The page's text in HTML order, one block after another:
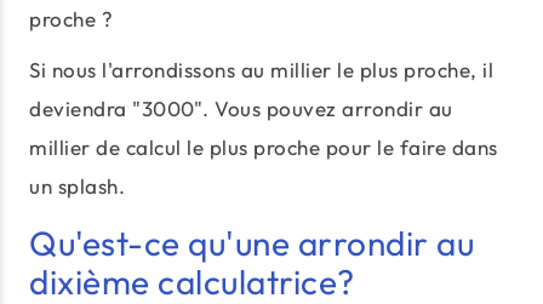
proche ?
Si nous l'arrondissons au millier le plus proche, il
deviendra "3000". Vous pouvez arrondir au
millier de calcul le plus proche pour le faire dans
un splash.
Qu'est-ce qu'une arrondir au
dixième calculatrice?